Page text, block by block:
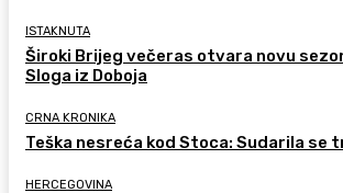
ISTAKNUTA
Široki Brijeg večeras otvara novu
Sloga iz Doboja
CRNA KRONIKA
Teška nesreća kod Stoca: Sudarila se
HERCEGOVINA